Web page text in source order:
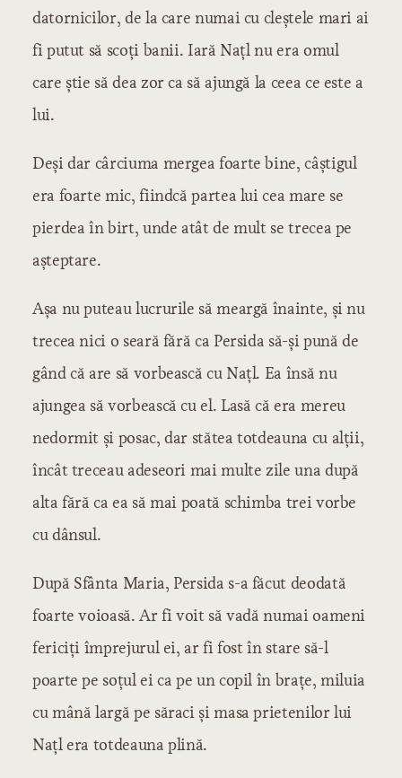
datornicilor, de la care numai cu cleștele mari ai
fi putut să scoți banii. Iară Națl nu era omul
care știe să dea zor ca să ajungă la ceea ce este a
lui.
Deși dar cârciuma mergea foarte bine, câștigul
era foarte mic, fiindcă partea lui cea mare se
pierdea în birt, unde atât de mult se trecea pe
așteptare.
Așa nu puteau lucrurile să meargă înainte, și nu
trecea nici o seară fără ca Persida să-și pună de
gând că are să vorbească cu Națl. Ea însă nu
ajungea să vorbească cu el. Lasă că era mereu
nedormit și posac, dar stătea totdeauna cu alții,
încât treceau adeseori mai multe zile una după
alta fără ca ea să mai poată schimba trei vorbe
cu dânsul.
După Sfânta Maria, Persida s-a făcut deodată
foarte voioasă. Ar fi voit să vadă numai oameni
fericiți împrejurul ei, ar fi fost în stare să-l
poarte pe soțul ei ca pe un copil în brațe, miluia
cu mână largă pe săraci și masa prietenilor lui
Națl era totdeauna plină.